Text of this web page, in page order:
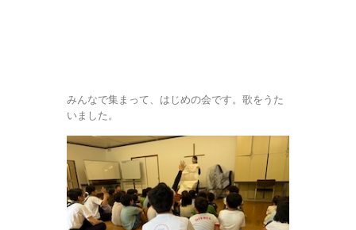
みんなで集まって、はじめの会です。歌をうた
いました。